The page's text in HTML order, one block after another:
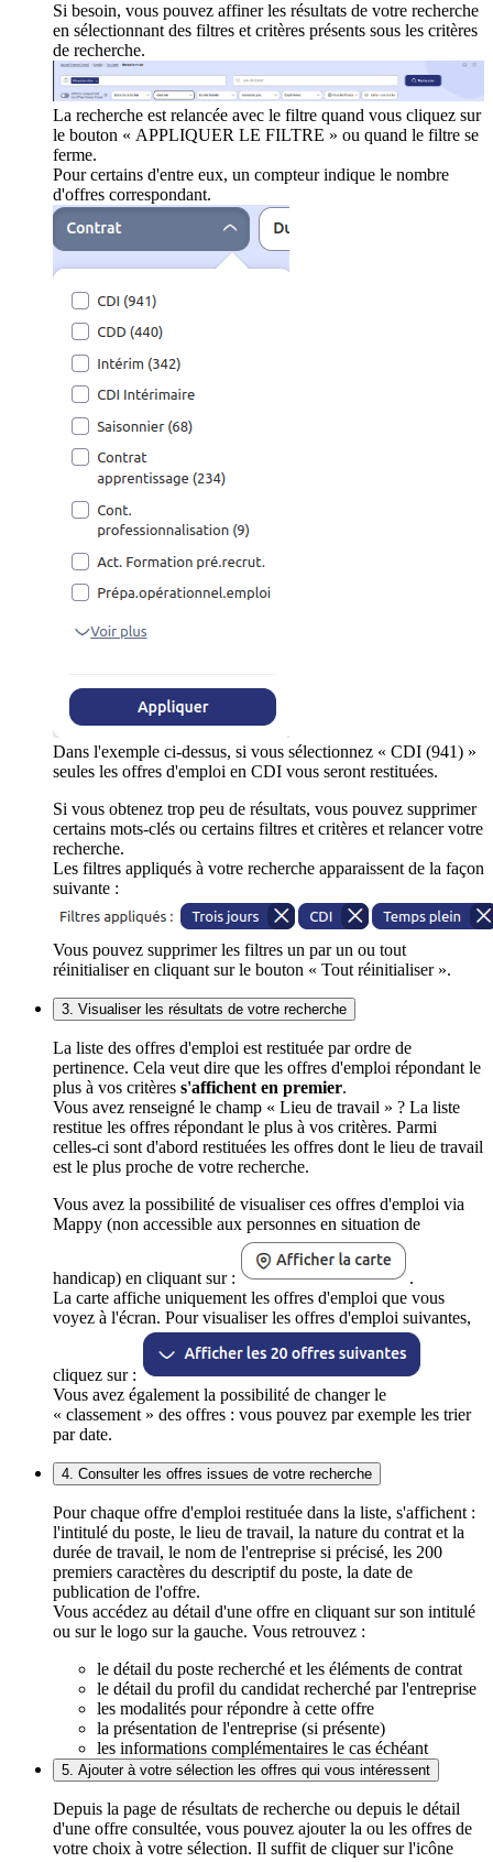
Si besoin, vous pouvez affiner les résultats de votre recherche
en sélectionnant des filtres et critères présents sous les critères
de recherche.
La recherche est relancée avec le filtre quand vous cliquez sur
le bouton « APPLIQUER LE FILTRE » ou quand le filtre se
ferme.
Pour certains d'entre eux, un compteur indique le nombre
d'offres correspondant.
Dans l'exemple ci-dessus, si vous sélectionnez « CDI (941) »
seules les offres d'emploi en CDI vous seront restituées.
Si vous obtenez trop peu de résultats, vous pouvez supprimer
certains mots-clés ou certains filtres et critères et relancer votre
recherche.
Les filtres appliqués à votre recherche apparaissent de la façon
suivante :
Vous pouvez supprimer les filtres un par un ou tout
réinitialiser en cliquant sur le bouton « Tout réinitialiser ».
3. Visualiser les résultats de votre recherche
La liste des offres d'emploi est restituée par ordre de
pertinence. Cela veut dire que les offres d'emploi répondant le
plus à vos critères s'affichent en premier.
Vous avez renseigné le champ « Lieu de travail » ? La liste
restitue les offres répondant le plus à vos critères. Parmi
celles-ci sont d'abord restituées les offres dont le lieu de travail
est le plus proche de votre recherche.
Vous avez la possibilité de visualiser ces offres d'emploi via
Mappy (non accessible aux personnes en situation de
handicap) en cliquant sur :
.
La carte affiche uniquement les offres d'emploi que vous
voyez à l'écran. Pour visualiser les offres d'emploi suivantes,
cliquez sur :
Vous avez également la possibilité de changer le
« classement » des offres : vous pouvez par exemple les trier
par date.
4. Consulter les offres issues de votre recherche
Pour chaque offre d'emploi restituée dans la liste, s'affichent :
l'intitulé du poste, le lieu de travail, la nature du contrat et la
durée de travail, le nom de l'entreprise si précisé, les 200
premiers caractères du descriptif du poste, la date de
publication de l'offre.
Vous accédez au détail d'une offre en cliquant sur son intitulé
ou sur le logo sur la gauche. Vous retrouvez :
le détail du poste recherché et les éléments de contrat
le détail du profil du candidat recherché par l'entreprise
les modalités pour répondre à cette offre
la présentation de l'entreprise (si présente)
les informations complémentaires le cas échéant
5. Ajouter à votre sélection les offres qui vous intéressent
Depuis la page de résultats de recherche ou depuis le détail
d'une offre consultée, vous pouvez ajouter la ou les offres de
votre choix à votre sélection. Il suffit de cliquer sur l'icône